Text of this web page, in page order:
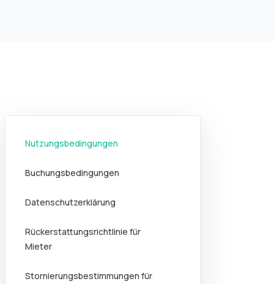
Nutzungsbedingungen
Buchungsbedingungen
Datenschutzerklärung
Rückerstattungsrichtlinie für
Mieter
Stornierungsbestimmungen für